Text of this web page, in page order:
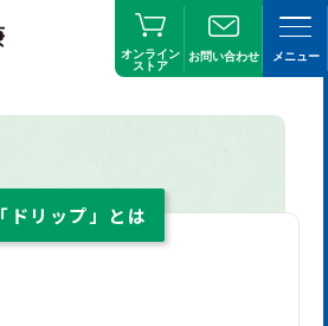
オンライン
ストア
お問い合わせ メニュー
「ドリップ」とは